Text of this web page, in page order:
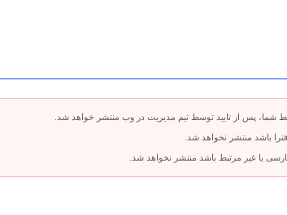
شما، پس از تایید توسط تیم مدیریت در وب منتشر خواهد شد.
باشد منتشر نخواهد شد.
یا غیر مرتبط باشد منتشر نخواهد شد.